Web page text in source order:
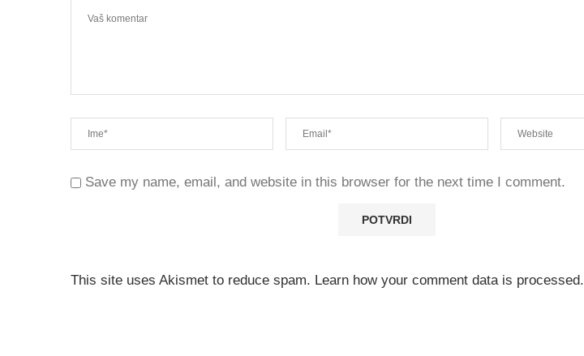
Save my name, email, and website in this browser for the next time I comment.
This site uses Akismet to reduce spam. Learn how your comment data is processed.